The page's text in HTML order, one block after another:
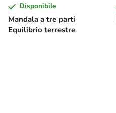
Mandala a tre parti
Equilibrio terrestre
Disponibile